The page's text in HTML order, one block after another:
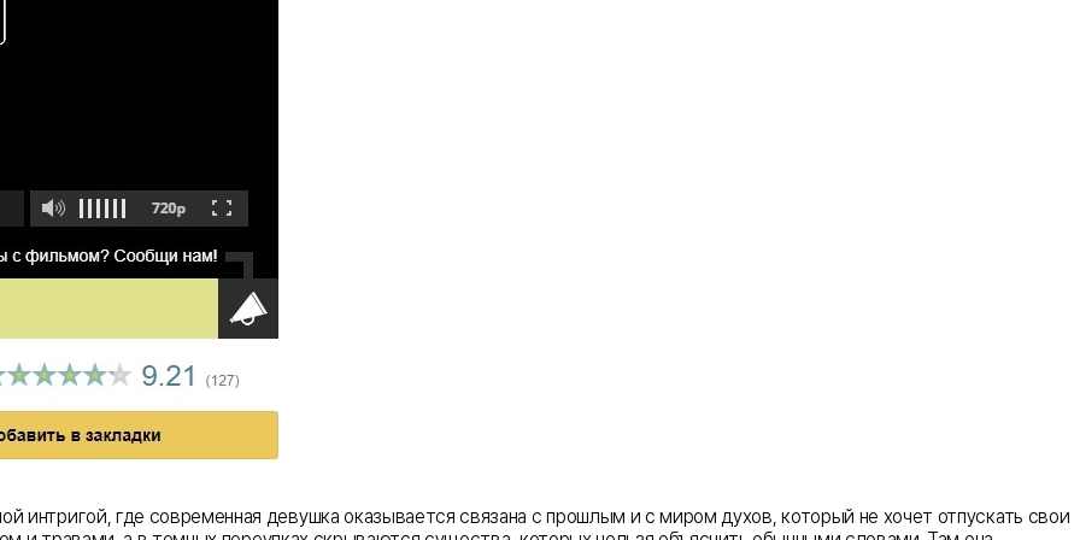
интригой, где современная девушка оказывается связана с прошлым и с миром духов, который не хочет отпускать свои